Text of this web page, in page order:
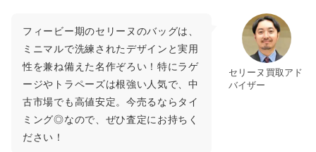
セリーヌ買取アド
バイザー
フィービー期のセリーヌのバッグは、
ミニマルで洗練されたデザインと実用
性を兼ね備えた名作ぞろい！特にラゲ
ージやトラペーズは根強い人気で、中
古市場でも高値安定。今売るならタイ
ミング◎なので、ぜひ査定にお持ちく
ださい！